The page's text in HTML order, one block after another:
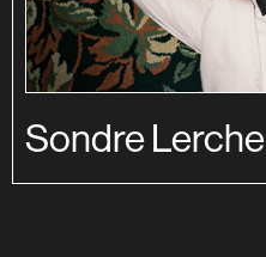
Sondre Lerche